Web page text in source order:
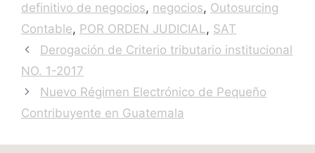
definitivo de negocios, negocios, Outosurcing
Contable, POR ORDEN JUDICIAL, SAT
Derogación de Criterio tributario institucional
NO. 1-2017
Nuevo Régimen Electrónico de Pequeño
Contribuyente en Guatemala